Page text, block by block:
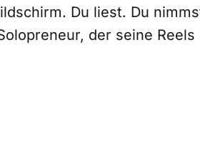
Du liest. Du
der seine